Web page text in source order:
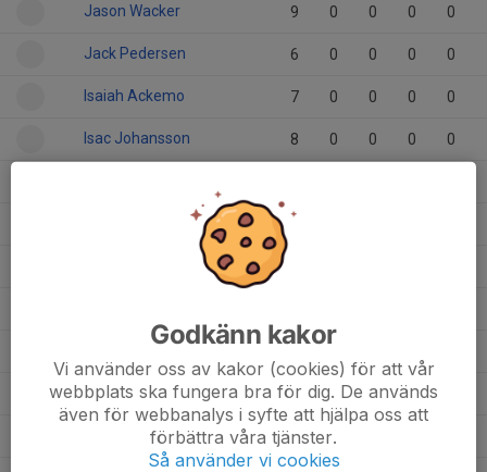
Jason Wacker 9 0 0 0 0
Jack Pedersen 6 0 0 0 0
Isaiah Ackemo 7 0 0 0 0
Isac Johansson 8 0 0 0 0
Henning Trysberg
Ceasar Haddad
Benjamin Karlsson 7 0 0 0
Alvar Nilsson Skarin 2 0
Godkänn kakor
Vi använder oss av kakor (cookies) för att vår
webbplats ska fungera bra för dig. De används
även för webbanalys i syfte att hjälpa oss att
förbättra våra tjänster.
Så använder vi cookies